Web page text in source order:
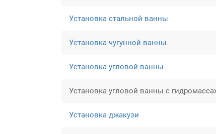
Установка стальной ванны
Установка чугунной ванны
Установка угловой ванны
Установка угловой ванны с
Установка джакузи